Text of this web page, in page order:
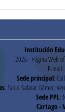
Institución
2026 - Página Web
E-mail:
Sede principal:
: Fabio Salazar Gómez:
Sede PPL:
Cartago -